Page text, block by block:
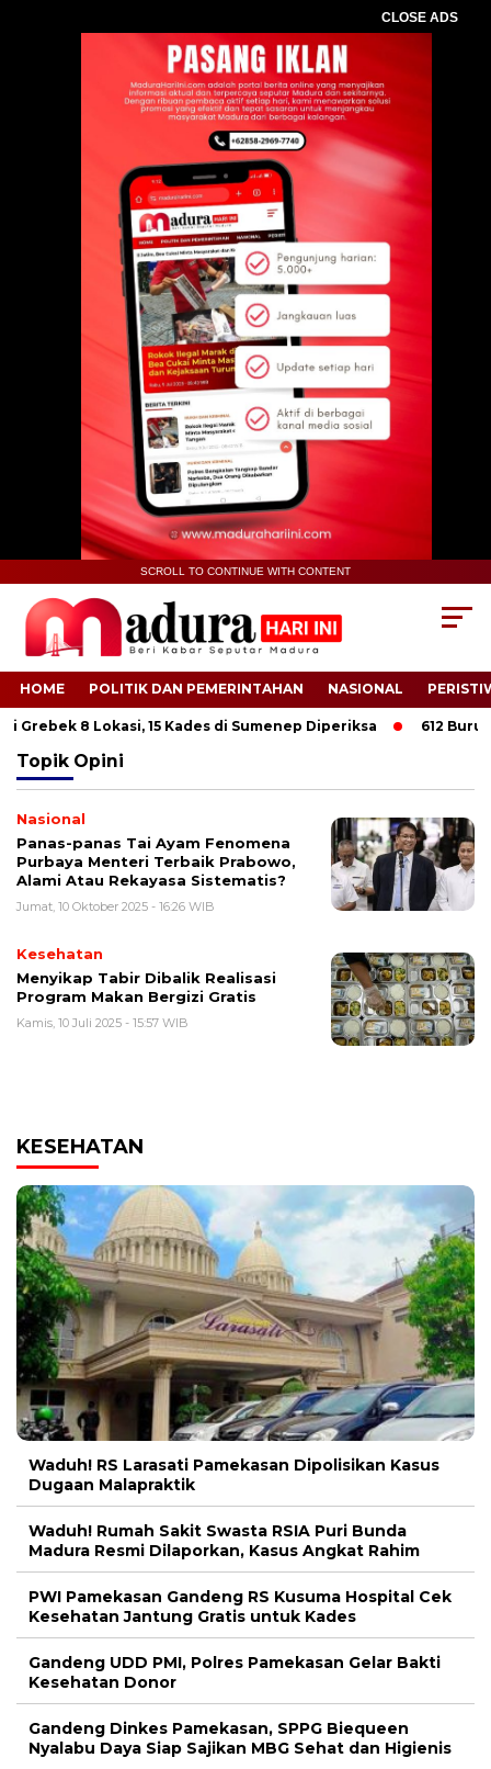
CLOSE ADS
SCROLL TO CONTINUE WITH CONTENT
HOME POLITIK DAN PEMERINTAHAN NASIONAL
8 Lokasi, 15 Kades di Sumenep Diperiksa 612 Buruh
Topik Opini
Nasional
Panas-panas Tai Ayam Fenomena
Purbaya Menteri Terbaik Prabowo,
Alami Atau Rekayasa Sistematis?
Jumat, 10 Oktober 2025 - 16:26 WIB
Kesehatan
Menyikap Tabir Dibalik Realisasi
Program Makan Bergizi Gratis
Kamis, 10 Juli 2025 - 15:57 WIB
KESEHATAN
Waduh! RS Larasati Pamekasan Dipolisikan Kasus
Dugaan Malapraktik
Waduh! Rumah Sakit Swasta RSIA Puri Bunda
Madura Resmi Dilaporkan, Kasus Angkat Rahim
PWI Pamekasan Gandeng RS Kusuma Hospital Cek
Kesehatan Jantung Gratis untuk Kades
Gandeng UDD PMI, Polres Pamekasan Gelar Bakti
Kesehatan Donor
Gandeng Dinkes Pamekasan, SPPG Biequeen
Nyalabu Daya Siap Sajikan MBG Sehat dan Higienis